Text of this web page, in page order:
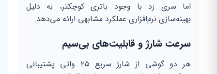
اما سری زد با وجود باتری کوچکتر، به دلیل
بهینه‌سازی نرم‌افزاری عملکرد مشابهی ارائه می‌دهد.
سرعت شارژ و قابلیت‌های بی‌سیم
هر دو گوشی از شارژ سریع ۲۵ واتی پشتیبانی